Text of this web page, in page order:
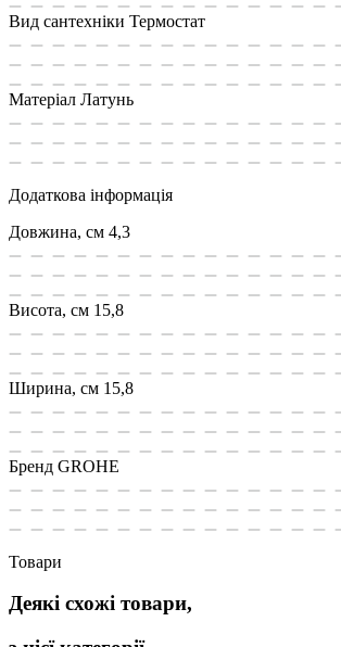
Вид сантехніки Термостат
Матеріал Латунь
Додаткова інформація
Довжина, см 4,3
Висота, см 15,8
Ширина, см 15,8
Бренд GROHE
Товари
Деякі схожі товари,